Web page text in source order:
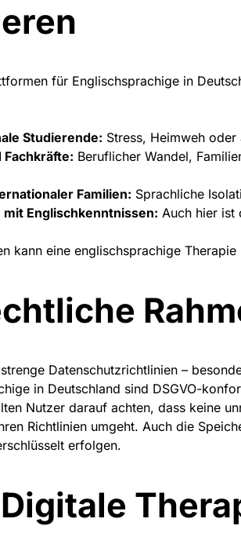
für Englischsprachige in
Studierende: Stress, Heimweh
Fachkräfte: Beruflicher Wandel,
Familien: Sprachliche
mit Englischkenntnissen: Auch hier ist
kann eine englischsprachige
Datenschutzrichtlinien –
in Deutschland sind DSGVO-
Nutzer darauf achten, dass keine
Richtlinien umgeht. Auch die
erfolgen.